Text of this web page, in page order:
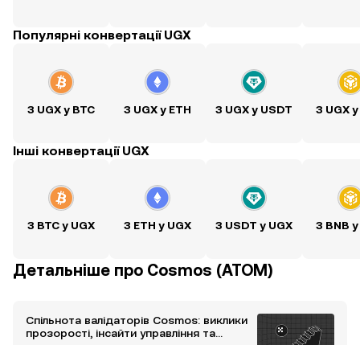
Популярні конвертації UGX
З UGX у BTC З UGX у ETH З UGX у USDT З UGX
Інші конвертації UGX
З BTC у UGX З ETH у UGX З USDT у UGX З BNB у
Детальніше про Cosmos (ATOM)
Спільнота валідаторів Cosmos: виклики
прозорості, інсайти управління та